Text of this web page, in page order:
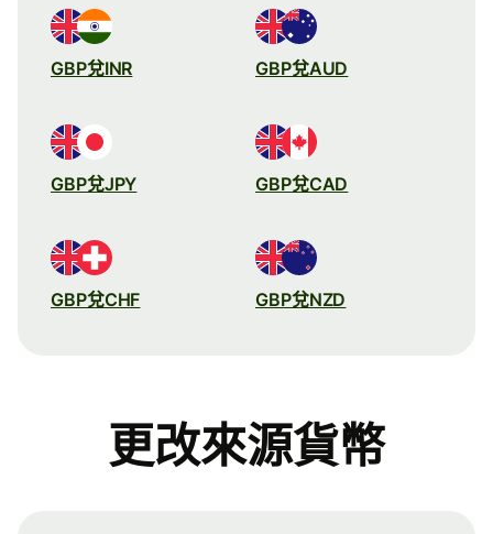
GBP兌INR GBP兌AUD
GBP兌JPY GBP兌CAD
GBP兌CHF GBP兌NZD
更改來源貨幣